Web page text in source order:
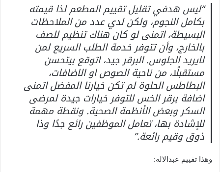
“ليس هدفي تقليل تقييم المطعم لذا قيمته
بكامل النجوم، ولكن لدي عدد من الملاحظات
البسيطة، اتمنى لو كان هناك تنظيم للصف
بالخارج، وأن تتوفر خدمة الطلب السريع لمن
لايريد الجلوس. البرقر جيد، اتوقع بيتحسن
مستقبلًا، من ناحية الصوص او الاضافات،
البطاطس الحلوة لم تكن خيارنا المفضل اتمنى
اضافة برقر الخس للتوفر خيارات جيدة لمرضى
السكر وبعض الأنظمة الصحية. ونقطة مهمة
للإشادة بها، تعامل الموظفين رائع جدًا وذا
ذوق وقيم رائعة.”
وهذا تقييم عبدالاله: